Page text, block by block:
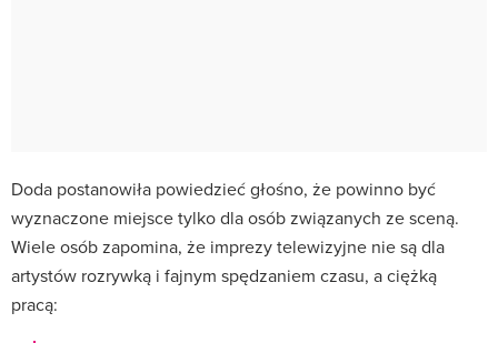
Doda postanowiła powiedzieć głośno, że powinno być
wyznaczone miejsce tylko dla osób związanych ze sceną.
Wiele osób zapomina, że imprezy telewizyjne nie są dla
artystów rozrywką i fajnym spędzaniem czasu, a ciężką
pracą: